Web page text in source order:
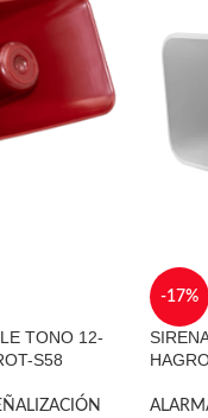
TONO 12-
S58
-17%